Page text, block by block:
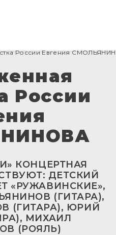
зал
картой
России Евгения
России
КОНЦЕРТНАЯ
ДЕТСКИЙ
«РУЖАВИНСКИЕ»,
(ГИТАРА),
(ГИТАРА), ЮРИЙ
МИХАИЛ
(РОЯЛЬ)